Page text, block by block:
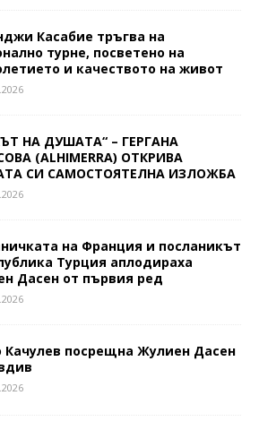
Касабие тръгва на
турне, посветено на
и качеството на живот
НА ДУШАТА“ – ГЕРГАНА
(ALHIMERRA) ОТКРИВА
СИ САМОСТОЯТЕЛНА ИЗЛОЖБА
на Франция и посланикът
Турция аплодираха
Дасен от първия ред
Качулев посрещна Жулиен Дасен